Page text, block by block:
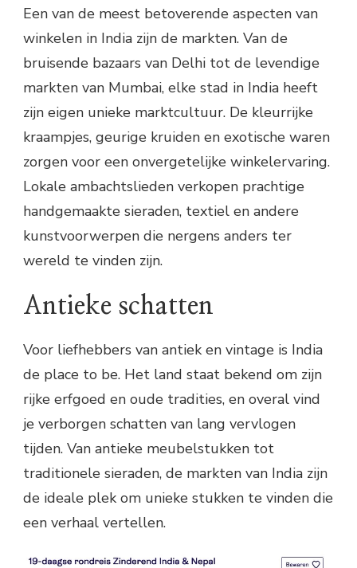
Een van de meest betoverende aspecten van
winkelen in India zijn de markten. Van de
bruisende bazaars van Delhi tot de levendige
markten van Mumbai, elke stad in India heeft
zijn eigen unieke marktcultuur. De kleurrijke
kraampjes, geurige kruiden en exotische waren
zorgen voor een onvergetelijke winkelervaring.
Lokale ambachtslieden verkopen prachtige
handgemaakte sieraden, textiel en andere
kunstvoorwerpen die nergens anders ter
wereld te vinden zijn.
Antieke schatten
Voor liefhebbers van antiek en vintage is India
de place to be. Het land staat bekend om zijn
rijke erfgoed en oude tradities, en overal vind
je verborgen schatten van lang vervlogen
tijden. Van antieke meubelstukken tot
traditionele sieraden, de markten van India zijn
de ideale plek om unieke stukken te vinden die
een verhaal vertellen.